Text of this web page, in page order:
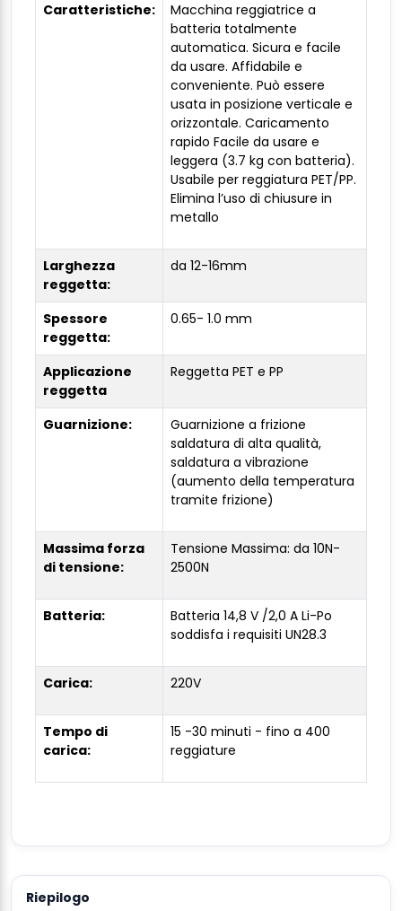
Caratteristiche:
Macchina reggiatrice a
batteria totalmente
automatica. Sicura e facile
da usare. Affidabile e
conveniente. Può essere
usata in posizione verticale e
orizzontale. Caricamento
rapido Facile da usare e
leggera (3.7 kg con batteria).
Usabile per reggiatura PET/PP.
Elimina l’uso di chiusure in
metallo
Larghezza
reggetta:
da 12-16mm
Spessore
reggetta:
0.65- 1.0 mm
Applicazione
reggetta
Reggetta PET e PP
Guarnizione:
Guarnizione a frizione
saldatura di alta qualità,
saldatura a vibrazione
(aumento della temperatura
tramite frizione)
Massima forza
di tensione:
Tensione Massima: da 10N-
2500N
Batteria:
Batteria 14,8 V /2,0 A Li-Po
soddisfa i requisiti UN28.3
Carica: 220V
Tempo di
carica:
15 -30 minuti - fino a 400
reggiature
Riepilogo